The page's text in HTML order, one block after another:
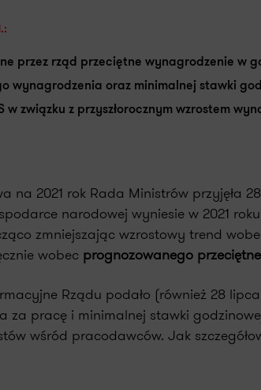
przez rząd przeciętne wynagrodzenie w
wynagrodzenia oraz minimalnej stawki
w związku z przyszłorocznym wzrostem
na 2021 rok Rada Ministrów przyjęła
narodowej wyniesie w 2021
zmniejszając wzrostowy trend
wobec prognozowanego
Rządu podało (również 28
pracę i minimalnej stawki
wśród pracodawców. Jak